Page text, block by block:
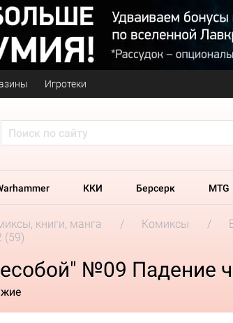
Игротеки
ККИ Берсерк MTG
книги, манга Комиксы
(59)
№09 Падение